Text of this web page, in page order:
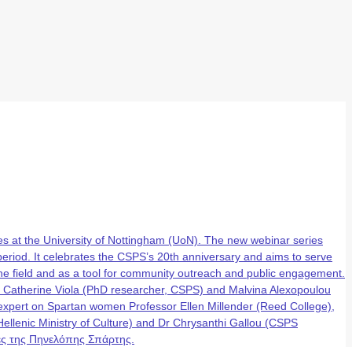
at the University of Nottingham (UoN). The new webinar series
It celebrates the CSPS’s 20th anniversary and aims to serve
field and as a tool for community outreach and public engagement.
Viola (PhD researcher, CSPS) and Malvina Alexopoulou
on Spartan women Professor Ellen Millender (Reed College),
Ministry of Culture) and Dr Chrysanthi Gallou (CSPS
της Πηνελόπης Σπάρτης.